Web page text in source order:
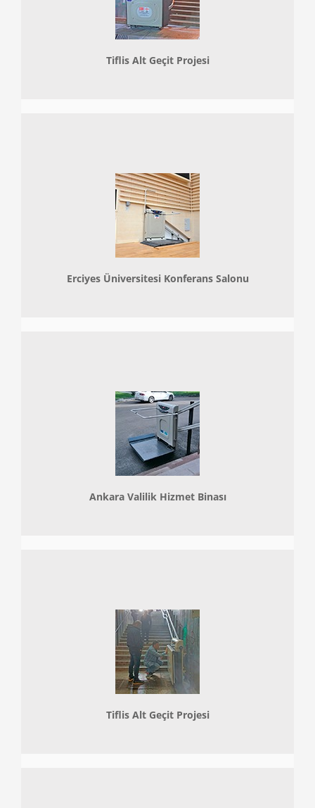
Tiflis Alt Geçit Projesi
Erciyes Üniversitesi Konferans Salonu
Ankara Valilik Hizmet Binası
Tiflis Alt Geçit Projesi